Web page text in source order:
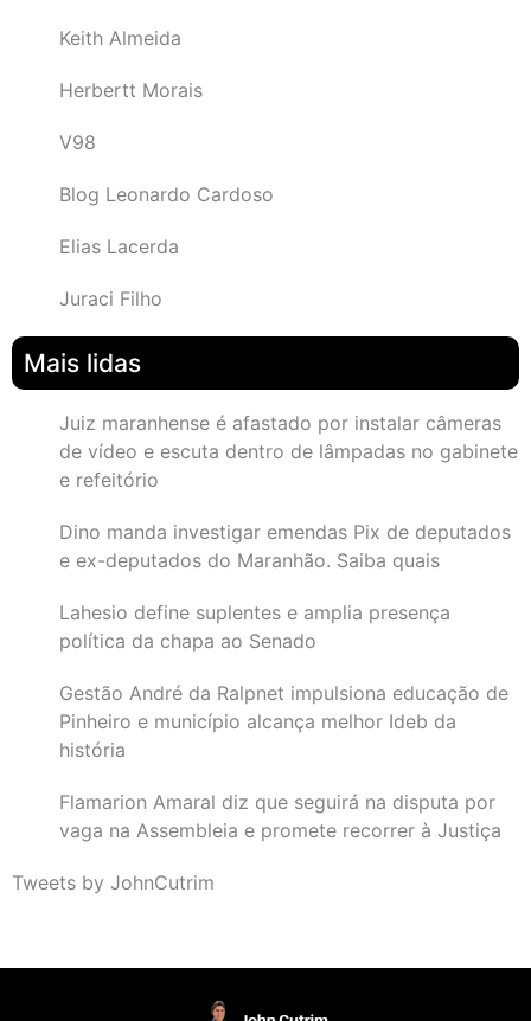
Keith Almeida
Herbertt Morais
V98
Blog Leonardo Cardoso
Elias Lacerda
Juraci Filho
Mais lidas
Juiz maranhense é afastado por instalar câmeras
de vídeo e escuta dentro de lâmpadas no gabinete
e refeitório
Dino manda investigar emendas Pix de deputados
e ex-deputados do Maranhão. Saiba quais
Lahesio define suplentes e amplia presença
política da chapa ao Senado
Gestão André da Ralpnet impulsiona educação de
Pinheiro e município alcança melhor Ideb da
história
Flamarion Amaral diz que seguirá na disputa por
vaga na Assembleia e promete recorrer à Justiça
Tweets by JohnCutrim